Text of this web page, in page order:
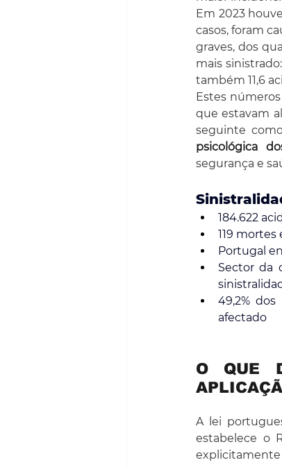
Em 2023
casos, foram
graves, dos
mais
também 11,6
Estes
que estavam
seguinte
psicológica
segurança e
184.622
119
Portugal
Sector da
49,2%
afectado
O QUE
A lei
estabelece o
explicitamente